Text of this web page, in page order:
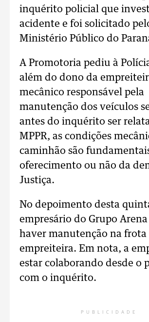
inquérito policial que
acidente e foi solicitado
Ministério Público do
A Promotoria pediu à
além do dono da
mecânico responsável pela
manutenção dos veículos
antes do inquérito ser
MPPR, as condições
caminhão são
oferecimento ou não da
Justiça.
No depoimento desta
empresário do Grupo
haver manutenção na frota
empreiteira. Em nota, a
estar colaborando desde o
com o inquérito.
PUBLICIDADE